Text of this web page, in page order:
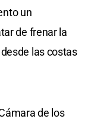
un
de frenar la
las costas
de los